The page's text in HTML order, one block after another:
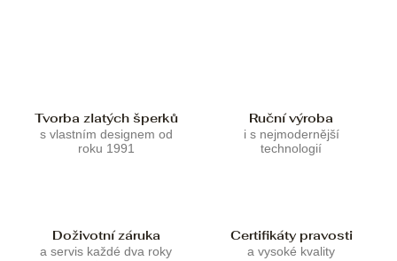
Tvorba zlatých šperků
s vlastním designem od
roku 1991
Ruční výroba
i s nejmodernější
technologií
Doživotní záruka
a servis každé dva roky
Certifikáty pravosti
a vysoké kvality